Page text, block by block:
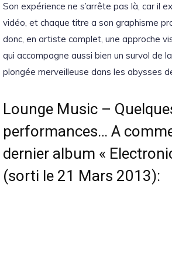
Son expérience ne s’arrête pas là, car il
vidéo, et chaque titre a son graphisme
donc, en artiste complet, une approche
qui accompagne aussi bien un survol de
plongée merveilleuse dans les abysses
Lounge Music –
performances… A
dernier album «
(sorti le 21 Mars 2013):